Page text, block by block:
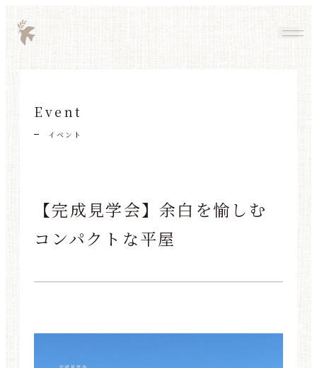
Event
イベント
【完成見学会】余白を愉しむ
コンパクトな平屋